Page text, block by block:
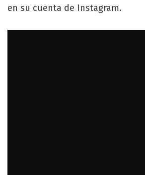
en su cuenta de Instagram.